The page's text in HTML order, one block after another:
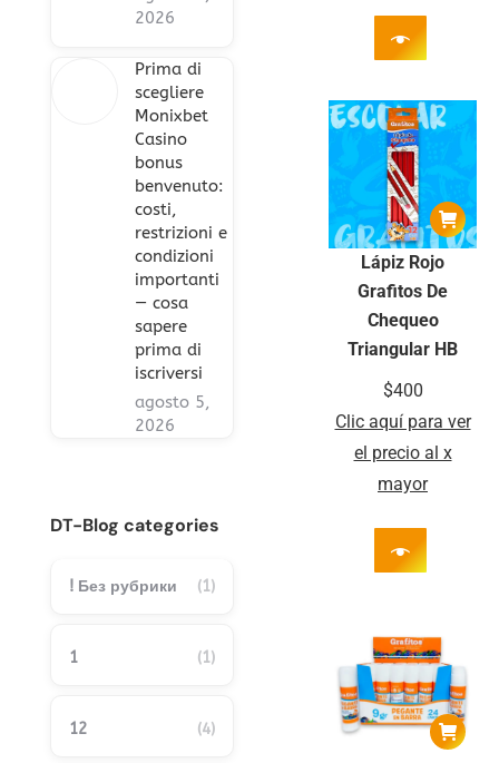
Lápiz Rojo
Grafitos De
Chequeo
Triangular HB
$400
Clic aquí para ver
el precio al x
mayor
2026
Prima di
scegliere
Monixbet
Casino
bonus
benvenuto:
costi,
restrizioni e
condizioni
importanti
— cosa
sapere
prima di
iscriversi
agosto 5,
2026
DT-Blog categories
! Без рубрики (1)
1 (1)
12 (4)